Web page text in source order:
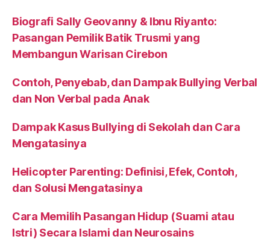
Biografi Sally Geovanny & Ibnu Riyanto:
Pasangan Pemilik Batik Trusmi yang
Membangun Warisan Cirebon
Contoh, Penyebab, dan Dampak Bullying Verbal
dan Non Verbal pada Anak
Dampak Kasus Bullying di Sekolah dan Cara
Mengatasinya
Helicopter Parenting: Definisi, Efek, Contoh,
dan Solusi Mengatasinya
Cara Memilih Pasangan Hidup (Suami atau
Istri) Secara Islami dan Neurosains